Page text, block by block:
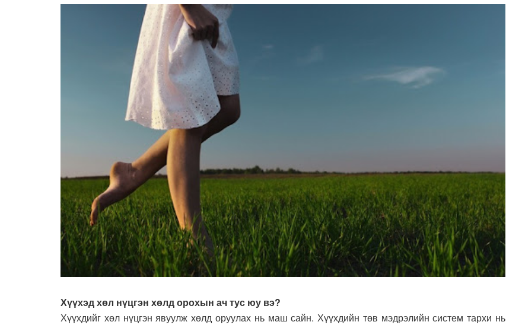
Хүүхэд хөл нүцгэн хөлд орохын ач тус юу вэ?
Хүүхдийг хөл нүцгэн явуулж хөлд оруулах нь маш сайн. Хүүхдийн төв мэдрэлийн систем тархи нь